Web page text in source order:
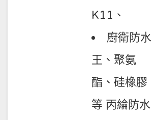
K11、
廚衛防水
王、聚氨
酯、硅橡膠
等 丙綸防水